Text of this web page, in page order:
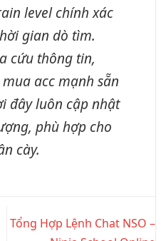
level chính xác
gian dò tìm.
cứu thông tin,
acc mạnh sẵn
đây luôn cập nhật
phù hợp cho
cày.
Tổng Hợp Lệnh Chat NSO –